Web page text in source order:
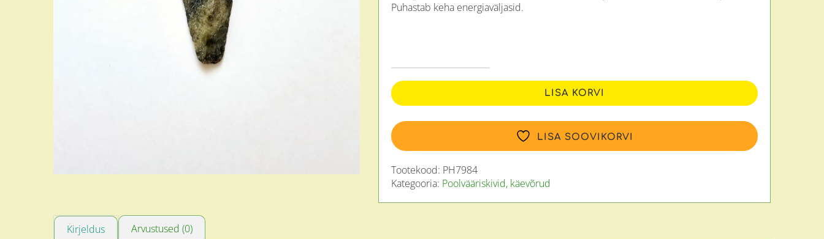
Puhastab keha energiaväljasid.
LISA KORVI
LISA SOOVIKORVI
Tootekood: PH7984
Kategooria: Poolvääriskivid, käevõrud
Kirjeldus Arvustused (0)